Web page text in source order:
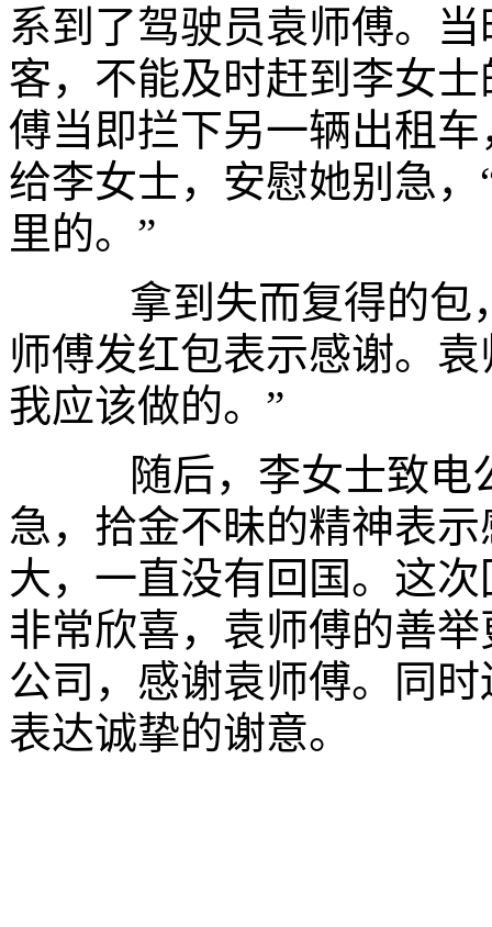
系到了驾驶员袁师傅。
客，不能及时赶到李女
傅当即拦下另一辆出租
给李女士，安慰她别急
里的。”
拿到失而复得的包
师傅发红包表示感谢。
我应该做的。”
随后，李女士致电
急，拾金不昧的精神表
大，一直没有回国。这
非常欣喜，袁师傅的善
公司，感谢袁师傅。同
表达诚挚的谢意。